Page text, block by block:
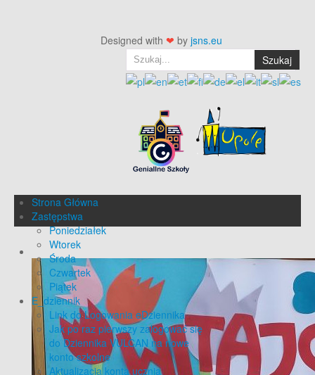
Designed with ❤ by jsns.eu
Szukaj
Strona Główna
Zastępstwa
Poniedziałek
Wtorek
Środa
Czwartek
Piątek
E_dziennik
Link do Logowania eDziennika
Jak po raz pierwszy zalogować się
do Dziennika VULCAN na nowe
konto szkolne
Aktualizacja konta ucznia